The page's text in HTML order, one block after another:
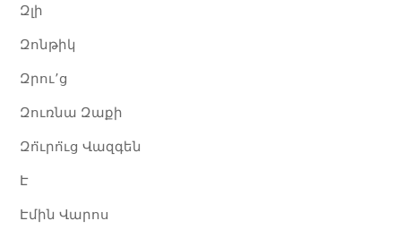
Զլի​
Զոնթիկ
Զրու՚ց
Զուռնա Զաքի
Զո̈ւրո̈ւց Վազգեն
Է
Էմին Վարոս